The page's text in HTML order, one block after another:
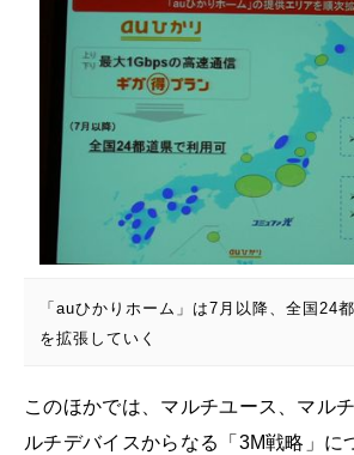
「auひかりホーム」は7月以降、全国24
を拡張していく
このほかでは、マルチユース、マル
ルチデバイスからなる「3M戦略」に